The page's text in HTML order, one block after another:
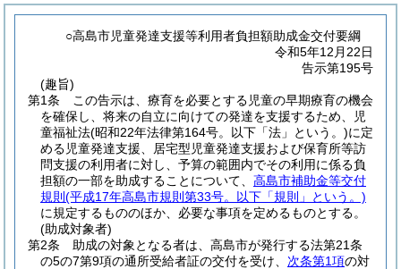
○高島市児童発達支援等利用者負担額助成金交付要綱
令和5年12月22日
告示第195号
(趣旨)
第1条
この告示は、療育を必要とする児童の早期療育の機会
を確保し、将来の自立に向けての発達を支援するため、児
童福祉法(昭和22年法律第164号。以下「法」という。)に定
める児童発達支援、居宅型児童発達支援および保育所等訪
問支援の利用者に対し、予算の範囲内でその利用に係る負
担額の一部を助成することについて、 高島市補助金等交付
規則 (平成17年高島市規則第33号。以下「規則」という。)
に規定するもののほか、必要な事項を定めるものとする。
(助成対象者)
第2条
助成の対象となる者は、高島市が発行する法第21条
の5の7第9項の通所受給者証の交付を受け、 次条第1項の対